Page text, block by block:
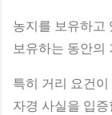
농지를 보유하고
보유하는 동안의
특히 거리 요건
자경 사실을 입